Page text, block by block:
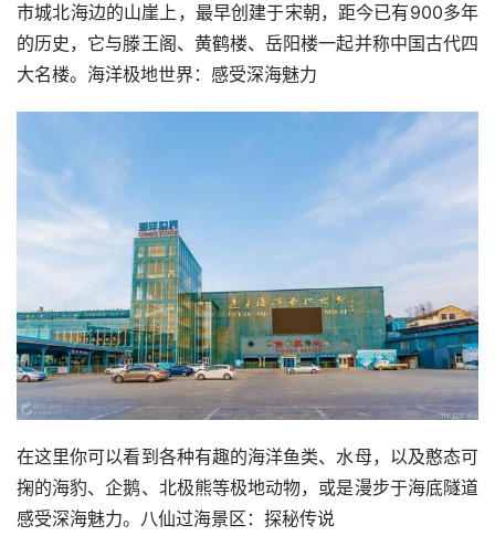
市城北海边的山崖上，最早创建于宋朝，距今已有900多年
的历史，它与滕王阁、黄鹤楼、岳阳楼一起并称中国古代四
大名楼。海洋极地世界：感受深海魅力
在这里你可以看到各种有趣的海洋鱼类、水母，以及憨态可
掬的海豹、企鹅、北极熊等极地动物，或是漫步于海底隧道
感受深海魅力。八仙过海景区：探秘传说